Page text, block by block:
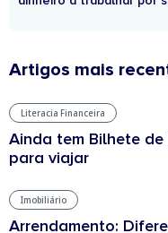
Artigos mais
Literacia Financeira
Ainda tem Bilhete
para viajar
Imobiliário
Arrendamento: